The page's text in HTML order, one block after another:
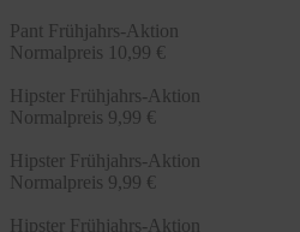
Pant Frühjahrs-Aktion
Normalpreis 10,99 €
Hipster Frühjahrs-Aktion
Normalpreis 9,99 €
Hipster Frühjahrs-Aktion
Normalpreis 9,99 €
Hipster Frühjahrs-Aktion